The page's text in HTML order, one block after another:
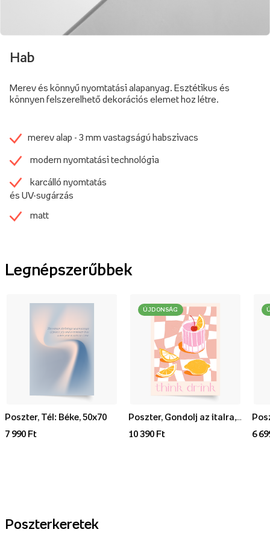
Hab
Merev és könnyű nyomtatási alapanyag. Esztétikus és
könnyen felszerelhető dekorációs elemet hoz létre.
merev alap - 3 mm vastagságú habszivacs
modern nyomtatási technológia
karcálló nyomtatás
és UV-sugárzás
matt
Legnépszerűbbek
Poszter, Tél: Béke, 50x70
7 990 Ft
ÚJDONSÁG
10 390 Ft
6
Poszterkeretek